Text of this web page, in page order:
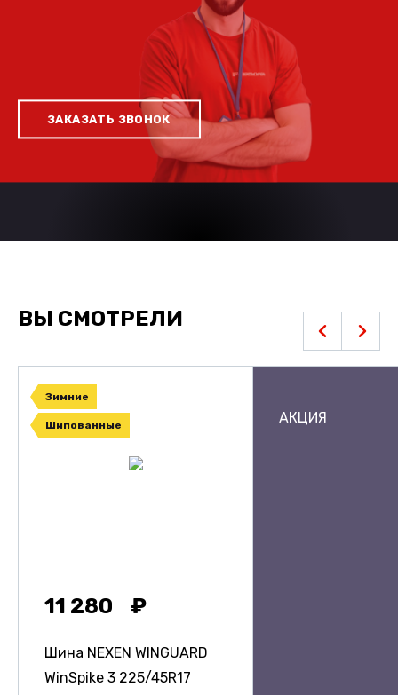
ЗАКАЗАТЬ ЗВОНОК
ВЫ СМОТРЕЛИ
Зимние
Шипованные
11 280
Шина NEXEN WINGUARD
WinSpike 3 225/45R17
АКЦИЯ